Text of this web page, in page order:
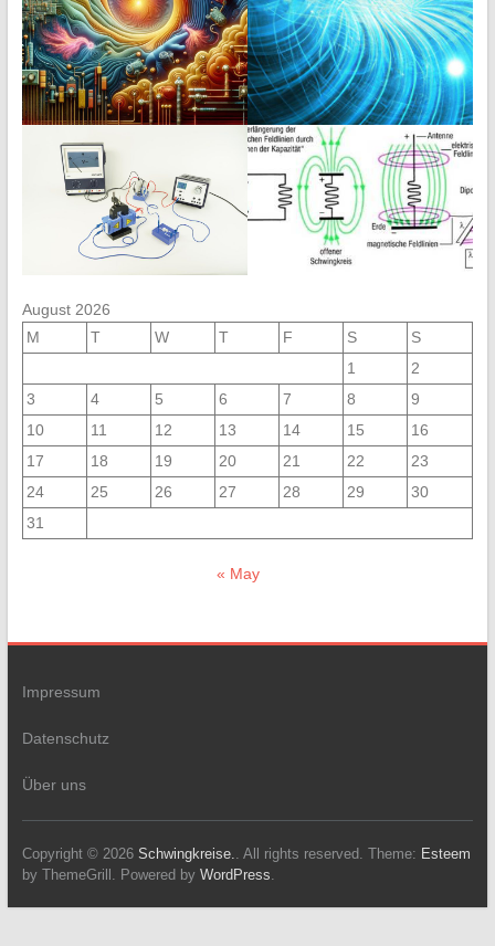
August 2026
M
T W T F S
S
1
2
3
4 5 6 7 8
9
10
11 12 13 14 15
16
17
18 19 20 21 22
23
24
25 26 27 28 29
30
31
« May
Impressum
Datenschutz
Über uns
Copyright © 2026 Schwingkreise.. All rights reserved. Theme: Esteem
by ThemeGrill. Powered by WordPress.